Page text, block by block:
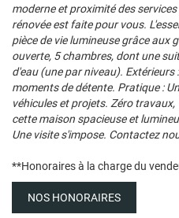
moderne et proximité des
rénovée est faite pour vous.
pièce de vie lumineuse grâce aux
ouverte, 5 chambres, dont une
d'eau (une par niveau).
moments de détente. Pratique :
véhicules et projets. Zéro travaux,
cette maison spacieuse et
Une visite s'impose. Contactez
**Honoraires à la charge du
NOS HONORAIRES